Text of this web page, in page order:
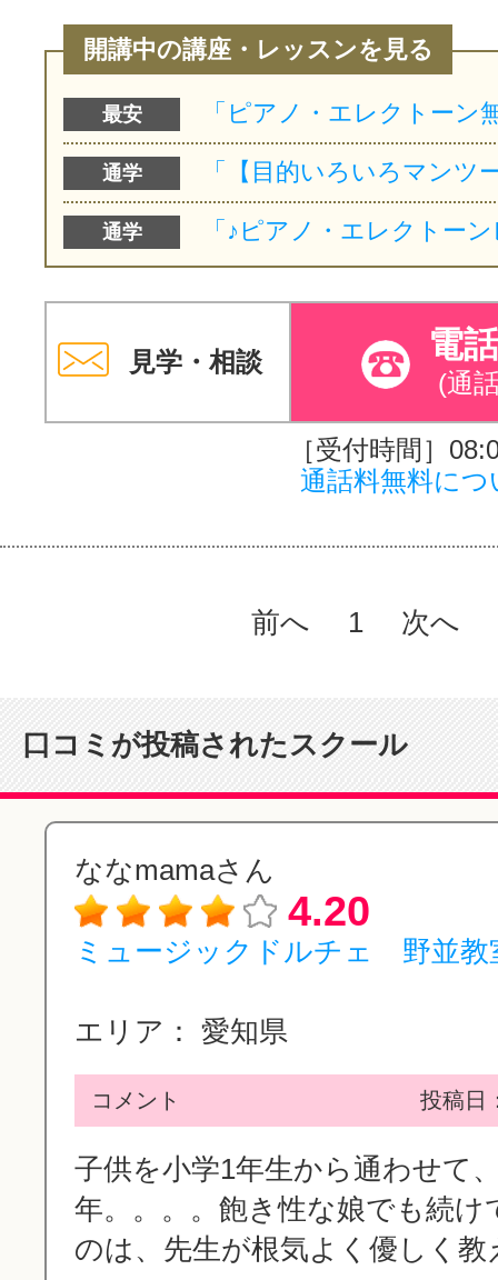
開講中の講座・レッスンを見る
最安
通学
通学
見学・相談 電
(通
［受付時間］
通話料無料につ
前へ 1 次へ
口コミが投稿されたスクール
ななmamaさん
4.20
ミュージックドルチェ 野並教
エリア： 愛知県
コメント 投稿日
子供を小学1年生から通わせて
年。。。。飽き性な娘でも続け
のは、先生が根気よく優しく教